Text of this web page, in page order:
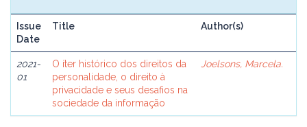
Issue
Date
Title Author(s)
2021-
01
O íter histórico dos direitos da
personalidade, o direito à
privacidade e seus desafios na
sociedade da informação
Joelsons, Marcela.